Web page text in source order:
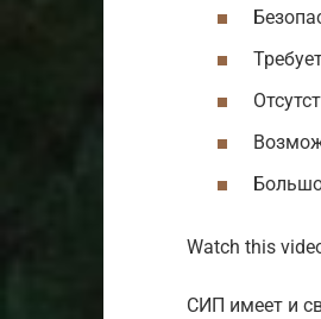
Watch this
СИП имеет и